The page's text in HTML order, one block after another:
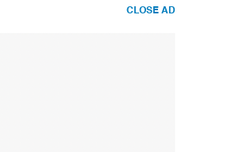
CLOSE AD